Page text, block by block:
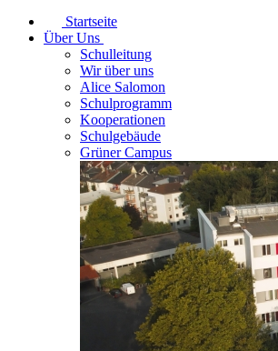
Startseite
Über Uns
Schulleitung
Wir über uns
Alice Salomon
Schulprogramm
Kooperationen
Schulgebäude
Grüner Campus